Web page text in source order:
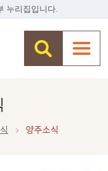
누리집입니다.
양주소식